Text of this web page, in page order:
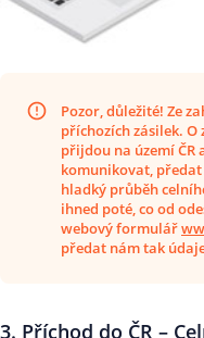
Pozor, důležité! Ze
příchozích zásilek. O
přijdou na území ČR
komunikovat,
hladký průběh
ihned poté, co od
webový formulář
předat nám tak
3. Příchod do ČR –